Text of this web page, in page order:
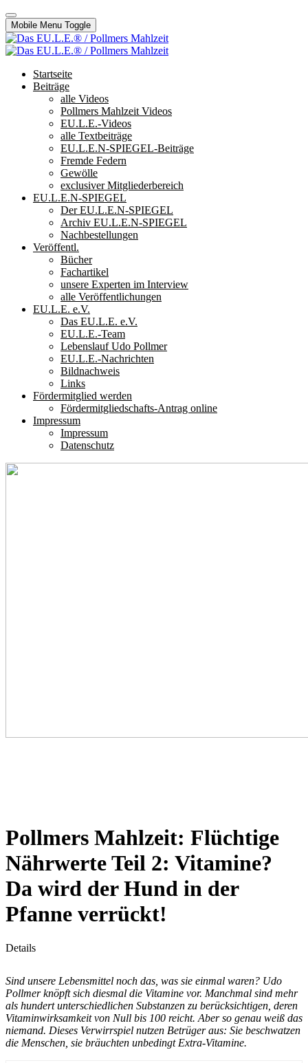
Mobile Menu Toggle
Startseite
Beiträge
alle Videos
Pollmers Mahlzeit Videos
EU.L.E.-Videos
alle Textbeiträge
EU.L.E.N-SPIEGEL-Beiträge
Fremde Federn
Gewölle
exclusiver Mitgliederbereich
EU.L.E.N-SPIEGEL
Der EU.L.E.N-SPIEGEL
Archiv EU.L.E.N-SPIEGEL
Nachbestellungen
Veröffentl.
Bücher
Fachartikel
unsere Experten im Interview
alle Veröffentlichungen
EU.L.E. e.V.
Das EU.L.E. e.V.
EU.L.E.-Team
Lebenslauf Udo Pollmer
EU.L.E.-Nachrichten
Bildnachweis
Links
Fördermitglied werden
Fördermitgliedschafts-Antrag online
Impressum
Impressum
Datenschutz
Pollmers Mahlzeit: Flüchtige
Nährwerte Teil 2: Vitamine?
Da wird der Hund in der
Pfanne verrückt!
Details
Sind unsere Lebensmittel noch das, was sie einmal waren? Udo
Pollmer knöpft sich diesmal die Vitamine vor. Manchmal sind mehr
als hundert unterschiedlichen Substanzen zu berücksichtigen, deren
Vitaminwirksamkeit von Null bis 100 reicht. Aber so genau weiß das
niemand. Dieses Verwirrspiel nutzen Betrüger aus: Sie beschwatzen
die Menschen, sie bräuchten unbedingt Extra-Vitamine.